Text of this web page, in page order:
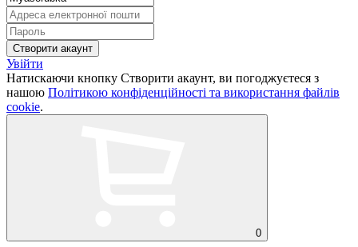
Увійти
Натискаючи кнопку Створити акаунт, ви погоджуєтеся з
нашою Політикою конфіденційності та використання файлів
cookie.
0